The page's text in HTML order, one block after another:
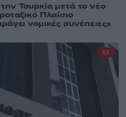
Τουρκία μετά το νέο
Πλαίσιο
νομικές συνέπειες»
13